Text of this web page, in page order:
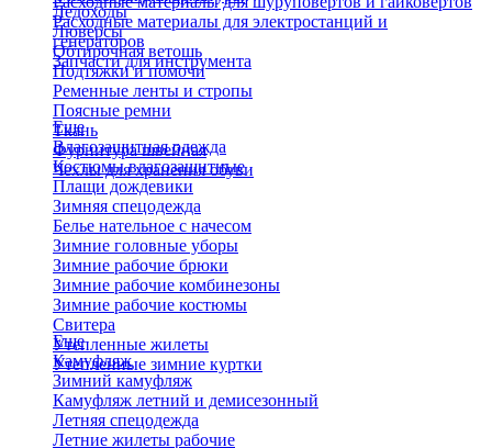
Расходные материалы для электростанций и
генераторов
Запчасти для инструмента
Ледоходы
Люверсы
Обтирочная ветошь
Подтяжки и помочи
Ременные ленты и стропы
Поясные ремни
Ткань
Фурнитура швейная
Чехлы для хранения обуви
Еще
Влагозащитная одежда
Костюмы влагозащитные
Плащи дождевики
Зимняя спецодежда
Белье нательное с начесом
Зимние головные уборы
Зимние рабочие брюки
Зимние рабочие комбинезоны
Зимние рабочие костюмы
Свитера
Утепленные жилеты
Утепленные зимние куртки
Еще
Камуфляж
Зимний камуфляж
Камуфляж летний и демисезонный
Летняя спецодежда
Летние жилеты рабочие